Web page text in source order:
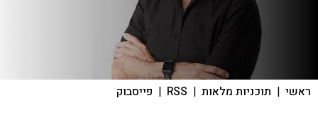
ראשי | תוכניות מלאות |
RSS
| פייסבוק